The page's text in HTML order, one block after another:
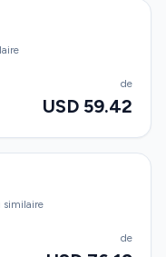
de
USD 59.42
similaire
de